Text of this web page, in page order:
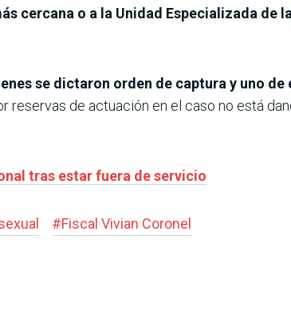
cercana o a la Unidad Especializada de
se dictaron orden de captura y uno de
reservas de actuación en el caso no está
tras estar fuera de servicio
#Fiscal Vivian Coronel